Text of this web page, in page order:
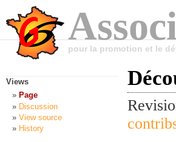
pour la promotion et le
Views
Page
Discussion
View source
History